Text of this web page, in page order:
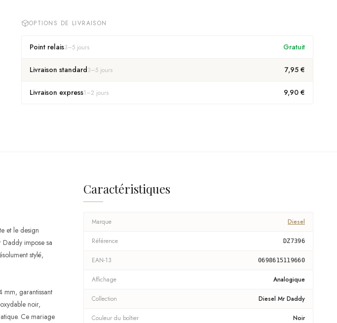
OPTIONS DE LIVRAISON
Point relais3–5 jours Gratuit
Livraison standard3–5 jours 7,95 €
Livraison express1–2 jours 9,90 €
et le design
impose sa
stylé,
mm, garantissant
noir,
Ce mariage
Caractéristiques
Marque Diesel
Référence DZ7396
EAN-13 0698615119660
Affichage Analogique
Collection Diesel Mr Daddy
Couleur du boîtier Noir